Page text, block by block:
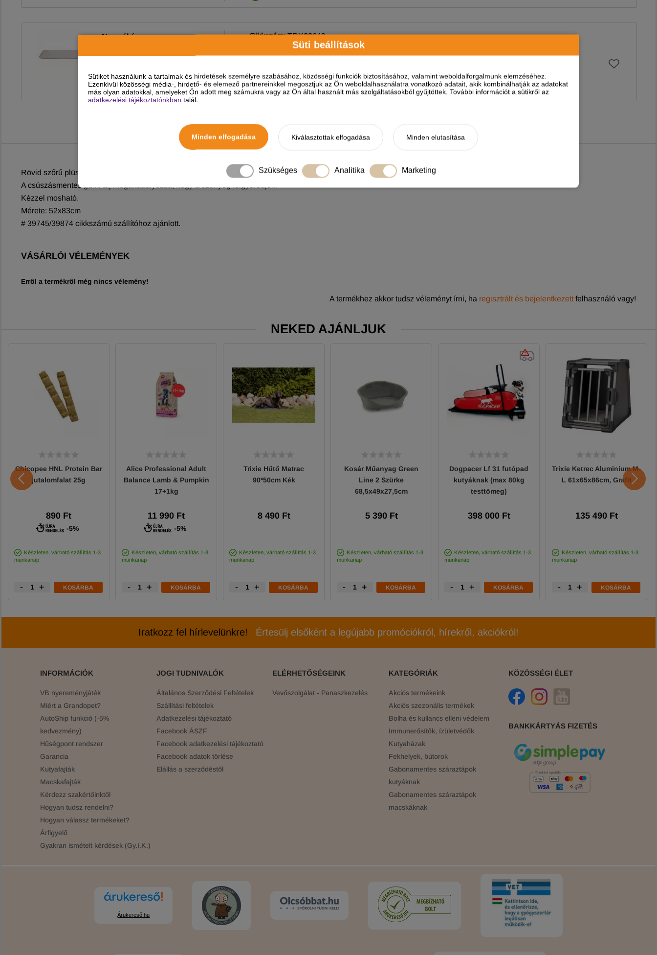
Süti beállítások
Sütiket használunk a tartalmak és hirdetések személyre szabásához, közösségi funkciók biztosításához, valamint weboldalforgalmunk elemzéséhez.
Ezenkívül közösségi média-, hirdető- és elemező partnereinkkel megosztjuk az Ön weboldalhasználatra vonatkozó adatait, akik kombinálhatják az adatokat
más olyan adatokkal, amelyeket Ön adott meg számukra vagy az Ön által használt más szolgáltatásokból gyűjtöttek. További információt a sütikről az
adatkezelési tájékoztatónkban talál.
Minden elfogadása Kiválasztottak elfogadása Minden elutasítása
Szükséges Analitika Marketing
Normál ár:
Cikkszám:TRX28649
Trixie Szállítóbox Szőnyeg Skudo 7/Gulliver 7,
Kapható hűségpont termékenként: 30
Készleten, várható szállítás 1-3 munkanap
TERMÉKLEÍRÁS
Rövid szőrű plüss szőnyeg, hab párnázással szállítóboxba.
A csúszásmentes gumi alj megakadályozza, hogy a szőnyeg felgyűrődjön.
Kézzel mosható.
Mérete: 52x83cm
# 39745/39874 cikkszámú szállítóhoz ajánlott.
VÁSÁRLÓI VÉLEMÉNYEK
Erről a termékről még nincs vélemény!
A termékhez akkor tudsz véleményt írni, ha regisztrált és bejelentkezett felhasználó vagy!
NEKED AJÁNLJUK
Chicopee HNL Protein Bar
jutalomfalat 25g
890 Ft
-5%
Készleten, várható szállítás 1-3
munkanap
- + KOSÁRBA
Alice Professional Adult
Balance Lamb & Pumpkin
17+1kg
11 990 Ft
-5%
Készleten, várható szállítás 1-3
munkanap
- + KOSÁRBA
Trixie Hűtő Matrac
90*50cm Kék
8 490 Ft
Készleten, várható szállítás 1-3
munkanap
- + KOSÁRBA
Kosár Műanyag Green
Line 2 Szürke
68,5x49x27,5cm
5 390 Ft
Készleten, várható szállítás 1-3
munkanap
- + KOSÁRBA
Dogpacer Lf 31 futópad
kutyáknak (max 80kg
testtömeg)
398 000 Ft
Készleten, várható szállítás 1-3
munkanap
- + KOSÁRBA
Trixie Ketrec Aluminium M-
L 61x65x86cm, Grafit
135 490 Ft
Készleten, várható szállítás 1-3
munkanap
- + KOSÁRBA
Iratkozz fel hírlevelünkre! Értesülj elsőként a legújabb promóciókról, hírekről, akciókról!
INFORMÁCIÓK
VB nyereményjáték
Miért a Grandopet?
AutoShip funkció (-5%
kedvezmény)
Hűségpont rendszer
Garancia
Kutyafajták
Macskafajták
Kérdezz szakértőinktől
Hogyan tudsz rendelni?
Hogyan válassz termékeket?
Árfigyelő
Gyakran ismételt kérdések (Gy.I.K.)
JOGI TUDNIVALÓK
Általános Szerződési Feltételek
Szállítási feltételek
Adatkezelési tájékoztató
Facebook ÁSZF
Facebook adatkezelési tájékoztató
Facebook adatok törlése
Elállás a szerződéstől
ELÉRHETŐSÉGEINK
Vevőszolgálat - Panaszkezelés
KATEGÓRIÁK
Akciós termékeink
Akciós szezonális termékek
Bolha és kullancs elleni védelem
Immunerősítők, ízületvédők
Kutyaházak
Fekhelyek, bútorok
Gabonamentes száraztápok
kutyáknak
Gabonamentes száraztápok
macskáknak
KÖZÖSSÉGI ÉLET
BANKKÁRTYÁS FIZETÉS
Árukereső.hu